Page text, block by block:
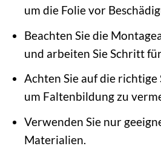
um die Folie vor
Beachten Sie die
und arbeiten Sie Schritt
Achten Sie auf die richtige
um Faltenbildung zu
Verwenden Sie nur
Materialien.